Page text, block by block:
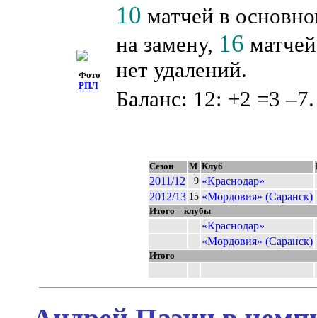
Фото
РПЛ
10 матчей в
на замену, 16
нет удалений.
Баланс: 12: +2 =3 –7.
Сезон М Клуб
2011/12 9 «Краснодар»
2012/13 15 «Мордовия» (Саранск)
Итого – клубы
«Краснодар»
«Мордовия» (Саранск)
Итого